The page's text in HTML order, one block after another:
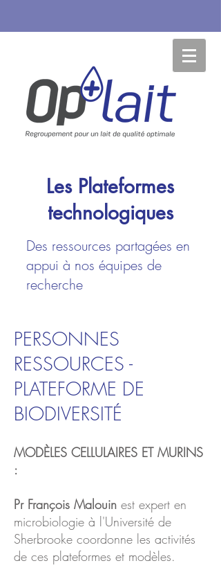
Les Plateformes
technologiques
Des ressources partagées en
appui à nos équipes de
recherche
PERSONNES
RESSOURCES -
PLATEFORME DE
BIODIVERSITÉ
MODÈLES CELLULAIRES ET MURINS
:
Pr François Malouin est expert en
microbiologie à l'Université de
Sherbrooke coordonne les activités
de ces plateformes et modèles.